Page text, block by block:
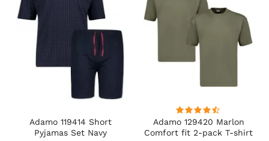
Adamo 119414 Short
Pyjamas Set Navy
Adamo 129420 Marlon
Comfort fit 2-pack T-shirt